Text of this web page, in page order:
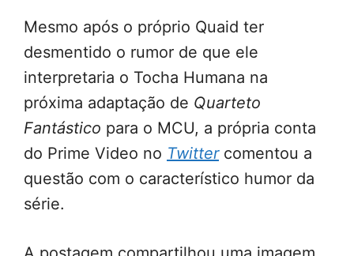
Mesmo após o próprio Quaid ter
desmentido o rumor de que ele
interpretaria o Tocha Humana na
próxima adaptação de Quarteto
Fantástico para o MCU, a própria conta
do Prime Video no Twittercomentou a
questão com o característico humor da
série.